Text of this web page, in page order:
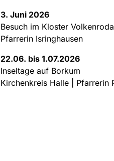
3. Juni 2026
Besuch im Kloster Volkenroda
Pfarrerin Isringhausen
22.06. bis 1.07.2026
Inseltage auf Borkum
Kirchenkreis Halle | Pfarrerin